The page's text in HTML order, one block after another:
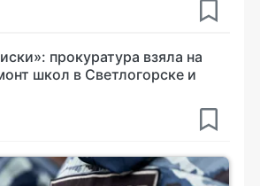
прокуратура взяла на
школ в Светлогорске и